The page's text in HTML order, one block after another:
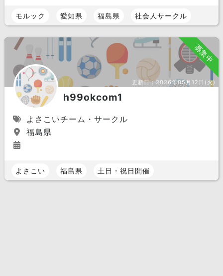
モルック 愛知県 福島県 社会人サークル
募集中
更新日： 2026年05月12日(火)
h99okcom1
よさこいチーム・サークル
福島県
よさこい 福島県 土日・祝日開催